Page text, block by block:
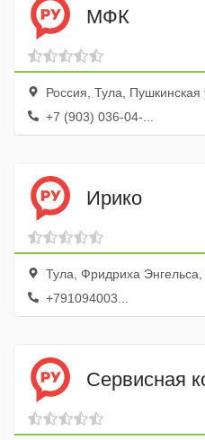
МФК
Россия, Тула,
+7 (903) 036-04-...
Ирико
Тула, Фридриха
+791094003...
Сервисная